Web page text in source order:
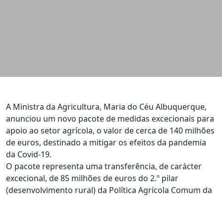
A Ministra da Agricultura, Maria do Céu Albuquerque,
anunciou um novo pacote de medidas excecionais para
apoio ao setor agrícola, o valor de cerca de 140 milhões
de euros, destinado a mitigar os efeitos da pandemia
da Covid-19.
O pacote representa uma transferência, de carácter
excecional, de 85 milhões de euros do 2.º pilar
(desenvolvimento rural) da Política Agrícola Comum da